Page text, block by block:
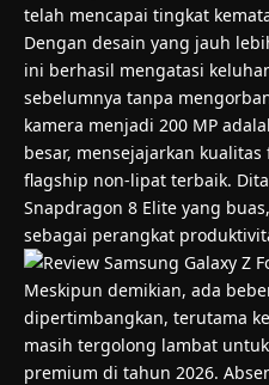
telah mencapai tingkat
Dengan desain yang jauh
ini berhasil mengatasi
sebelumnya tanpa
kamera menjadi 200 MP
besar, mensejajarkan
flagship non-lipat terbaik.
Snapdragon 8 Elite yang
sebagai perangkat
Meskipun demikian, ada
dipertimbangkan, terutama
masih tergolong lambat
premium di tahun 2026.